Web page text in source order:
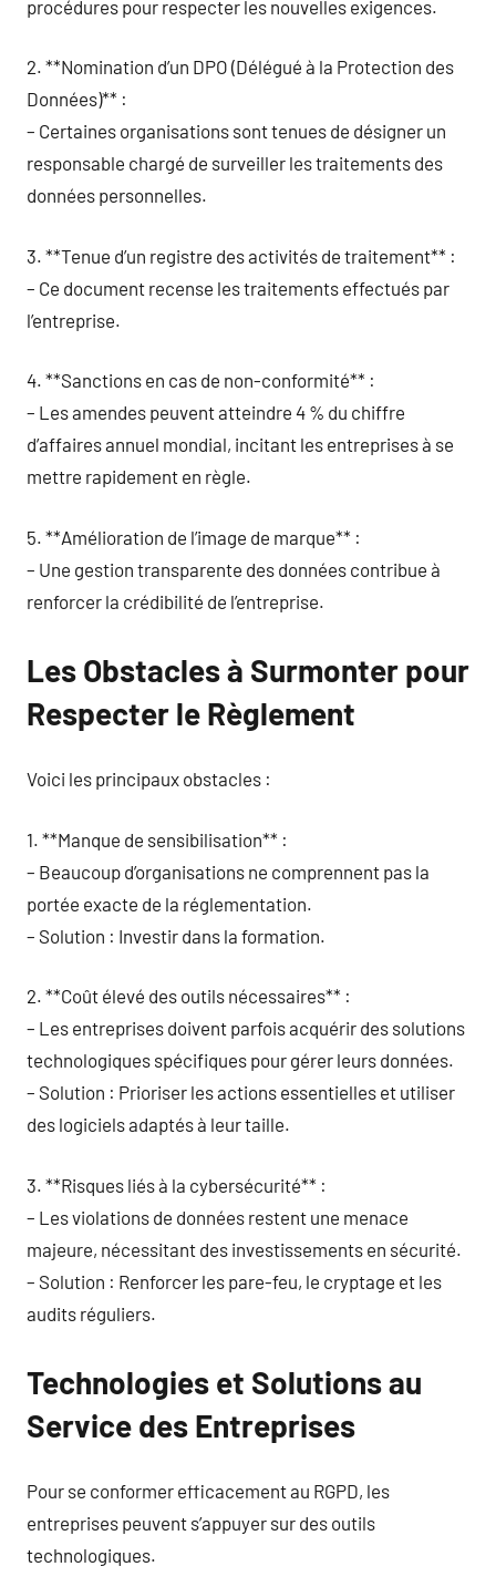
procédures pour respecter les nouvelles exigences.
2. **Nomination d’un DPO (Délégué à la Protection des
Données)** :
– Certaines organisations sont tenues de désigner un
responsable chargé de surveiller les traitements des
données personnelles.
3. **Tenue d’un registre des activités de traitement** :
– Ce document recense les traitements effectués par
l’entreprise.
4. **Sanctions en cas de non-conformité** :
– Les amendes peuvent atteindre 4 % du chiffre
d’affaires annuel mondial, incitant les entreprises à se
mettre rapidement en règle.
5. **Amélioration de l’image de marque** :
– Une gestion transparente des données contribue à
renforcer la crédibilité de l’entreprise.
Les Obstacles à Surmonter pour
Respecter le Règlement
Voici les principaux obstacles :
1. **Manque de sensibilisation** :
– Beaucoup d’organisations ne comprennent pas la
portée exacte de la réglementation.
– Solution : Investir dans la formation.
2. **Coût élevé des outils nécessaires** :
– Les entreprises doivent parfois acquérir des solutions
technologiques spécifiques pour gérer leurs données.
– Solution : Prioriser les actions essentielles et utiliser
des logiciels adaptés à leur taille.
3. **Risques liés à la cybersécurité** :
– Les violations de données restent une menace
majeure, nécessitant des investissements en sécurité.
– Solution : Renforcer les pare-feu, le cryptage et les
audits réguliers.
Technologies et Solutions au
Service des Entreprises
Pour se conformer efficacement au RGPD, les
entreprises peuvent s’appuyer sur des outils
technologiques.